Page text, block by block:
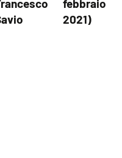
febbraio
2021)